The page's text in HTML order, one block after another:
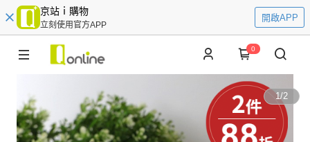
京站ｉ購物
立刻使用官方APP
開啟APP
0
1/2